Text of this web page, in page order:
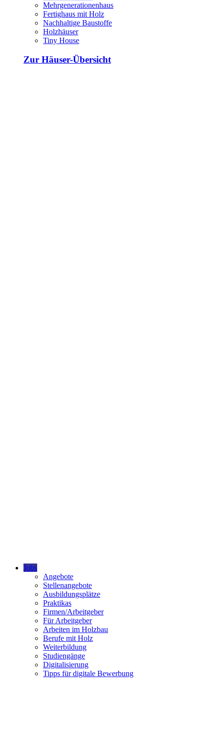
Mehrgenerationenhaus
Fertighaus mit Holz
Nachhaltige Baustoffe
Holzhäuser
Tiny House
Zur Häuser-Übersicht
Jobs
Angebote
Stellenangebote
Ausbildungsplätze
Praktikas
Firmen/Arbeitgeber
Für Arbeitgeber
Arbeiten im Holzbau
Berufe mit Holz
Weiterbildung
Studiengänge
Digitalisierung
Tipps für digitale Bewerbung